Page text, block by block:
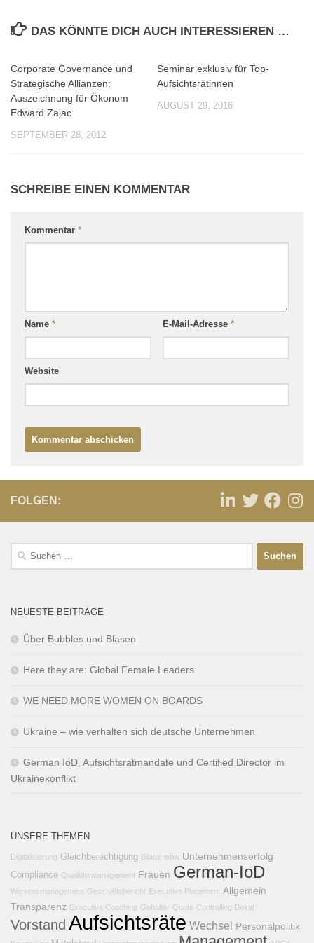
DAS KÖNNTE DICH AUCH INTERESSIEREN …
Corporate Governance und
Strategische Allianzen:
Auszeichnung für Ökonom
Edward Zajac
SEPTEMBER 28, 2012
Seminar exklusiv für Top-
Aufsichtsrätinnen
AUGUST 29, 2016
SCHREIBE EINEN KOMMENTAR
Kommentar *
Name * E-Mail-Adresse *
Website
FOLGEN:
NEUESTE BEITRÄGE
Über Bubbles und Blasen
Here they are: Global Female Leaders
WE NEED MORE WOMEN ON BOARDS
Ukraine – wie verhalten sich deutsche Unternehmen
German IoD, Aufsichtsratmandate und Certified Director im
Ukrainekonflikt
UNSERE THEMEN
Digitalisierung Gleichberechtigung Bilanz wbw Unternehmenserfolg
Compliance Qualitätsmanagement Frauen German-IoD
Wissensmanagement Geschäftsbericht Executive Placement Allgemein
Transparenz Executive Coaching Gehälter Quote Controlling Beirat
Vorstand Aufsichtsräte Wechsel Personalpolitik